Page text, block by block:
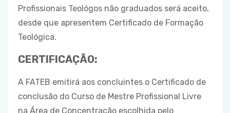
Profissionais Teológos não graduados será aceito,
desde que apresentem Certificado de Formação
Teológica.
CERTIFICAÇÃO:
A FATEB emitirá aos concluintes o Certificado de
conclusão do Curso de Mestre Profissional Livre
na Área de Concentração escolhida pelo